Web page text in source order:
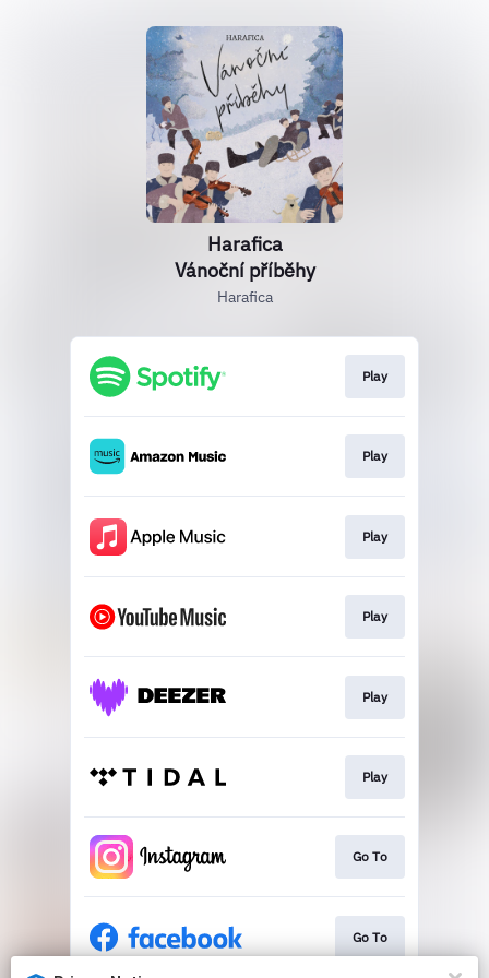
Harafica
Vánoční příběhy
Harafica
Play
Play
Play
Play
Play
Play
Go To
Go To